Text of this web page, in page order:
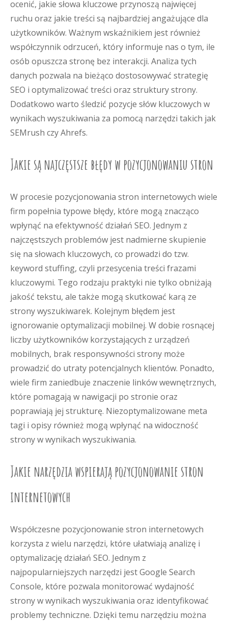
ocenić, jakie słowa kluczowe przynoszą najwięcej
ruchu oraz jakie treści są najbardziej angażujące dla
użytkowników. Ważnym wskaźnikiem jest również
współczynnik odrzuceń, który informuje nas o tym, ile
osób opuszcza stronę bez interakcji. Analiza tych
danych pozwala na bieżąco dostosowywać strategię
SEO i optymalizować treści oraz struktury strony.
Dodatkowo warto śledzić pozycje słów kluczowych w
wynikach wyszukiwania za pomocą narzędzi takich jak
SEMrush czy Ahrefs.
Jakie są najczęstsze błędy w pozycjonowaniu stron
W procesie pozycjonowania stron internetowych wiele
firm popełnia typowe błędy, które mogą znacząco
wpłynąć na efektywność działań SEO. Jednym z
najczęstszych problemów jest nadmierne skupienie
się na słowach kluczowych, co prowadzi do tzw.
keyword stuffing, czyli przesycenia treści frazami
kluczowymi. Tego rodzaju praktyki nie tylko obniżają
jakość tekstu, ale także mogą skutkować karą ze
strony wyszukiwarek. Kolejnym błędem jest
ignorowanie optymalizacji mobilnej. W dobie rosnącej
liczby użytkowników korzystających z urządzeń
mobilnych, brak responsywności strony może
prowadzić do utraty potencjalnych klientów. Ponadto,
wiele firm zaniedbuje znaczenie linków wewnętrznych,
które pomagają w nawigacji po stronie oraz
poprawiają jej strukturę. Niezoptymalizowane meta
tagi i opisy również mogą wpłynąć na widoczność
strony w wynikach wyszukiwania.
Jakie narzędzia wspierają pozycjonowanie stron
internetowych
Współczesne pozycjonowanie stron internetowych
korzysta z wielu narzędzi, które ułatwiają analizę i
optymalizację działań SEO. Jednym z
najpopularniejszych narzędzi jest Google Search
Console, które pozwala monitorować wydajność
strony w wynikach wyszukiwania oraz identyfikować
problemy techniczne. Dzięki temu narzędziu można